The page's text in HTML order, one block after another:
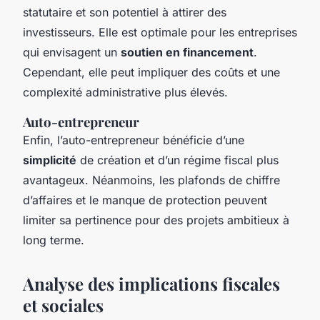
statutaire et son potentiel à attirer des
investisseurs. Elle est optimale pour les entreprises
qui envisagent un soutien en financement.
Cependant, elle peut impliquer des coûts et une
complexité administrative plus élevés.
Auto-entrepreneur
Enfin, l’auto-entrepreneur bénéficie d’une
simplicité de création et d’un régime fiscal plus
avantageux. Néanmoins, les plafonds de chiffre
d’affaires et le manque de protection peuvent
limiter sa pertinence pour des projets ambitieux à
long terme.
Analyse des implications fiscales
et sociales